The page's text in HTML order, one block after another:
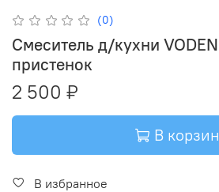
(0)
Смеситель д/кухни
пристенок
2 500 ₽
В
В избранное